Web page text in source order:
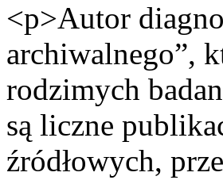
<p>Autor
archiwalnego”,
rodzimych
są liczne
źródłowych,